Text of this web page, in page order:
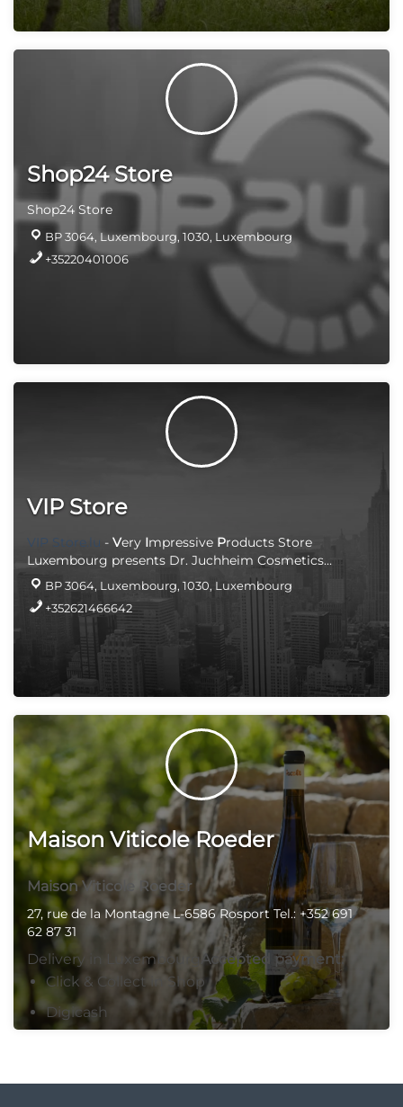
Shop24 Store
Shop24 Store
BP 3064, Luxembourg, 1030, Luxembourg
+35220401006
VIP Store
VIP Store.lu - Very Impressive Products Store
Luxembourg presents Dr. Juchheim Cosmetics
products
BP 3064, Luxembourg, 1030, Luxembourg
+352621466642
Maison Viticole Roeder
Maison Viticole Roeder
27, rue de la Montagne L-6586 Rosport Tel.: +352 691
62 87 31
Delivery in Luxembourg Accepted payment:
Click & Collect in Shop
Digicash
Digicash: 00352 691628731 Bank transfer to: